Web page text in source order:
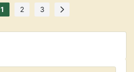
منتجات العناية بالشعر المصنعة
في الصين
1 2 3